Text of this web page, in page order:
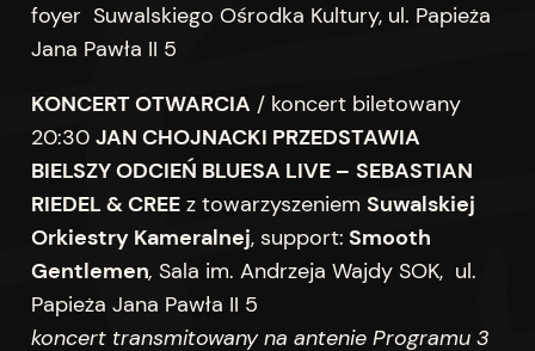
foyer Suwalskiego Ośrodka Kultury, ul. Papieża
Jana Pawła II 5
KONCERT OTWARCIA / koncert biletowany
20:30 JAN CHOJNACKI PRZEDSTAWIA
BIELSZY ODCIEŃ BLUESA LIVE – SEBASTIAN
RIEDEL & CREEz towarzyszeniem Suwalskiej
Orkiestry Kameralnej, support: Smooth
Gentlemen, Sala im. Andrzeja Wajdy SOK, ul.
Papieża Jana Pawła II 5
koncert transmitowany na antenie Programu 3